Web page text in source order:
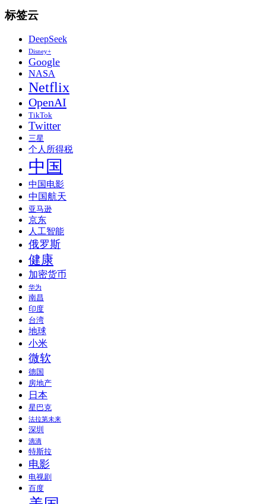
标签云
DeepSeek
Disney+
Google
NASA
Netflix
OpenAI
TikTok
Twitter
三星
个人所得税
中国
中国电影
中国航天
亚马逊
京东
人工智能
俄罗斯
健康
加密货币
华为
南昌
印度
台湾
地球
小米
微软
德国
房地产
日本
星巴克
法拉第未来
深圳
滴滴
特斯拉
电影
电视剧
百度